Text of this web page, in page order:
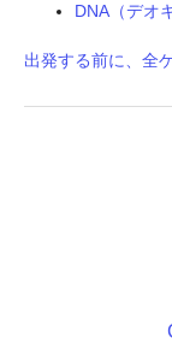
DNA（デオ
出発する前に、全